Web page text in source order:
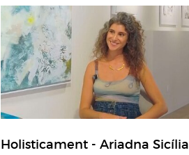
Holisticament - Ariadna Sicília